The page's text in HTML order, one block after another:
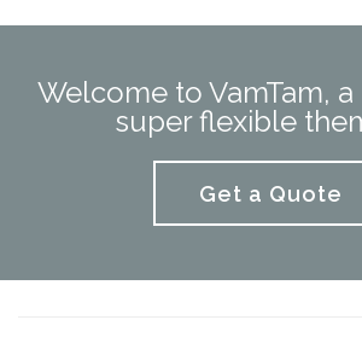
Welcome to VamTam, a
super flexible
Get a Quote